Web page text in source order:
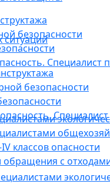
безопасности
Специалист
классов опасности
с
безопасности